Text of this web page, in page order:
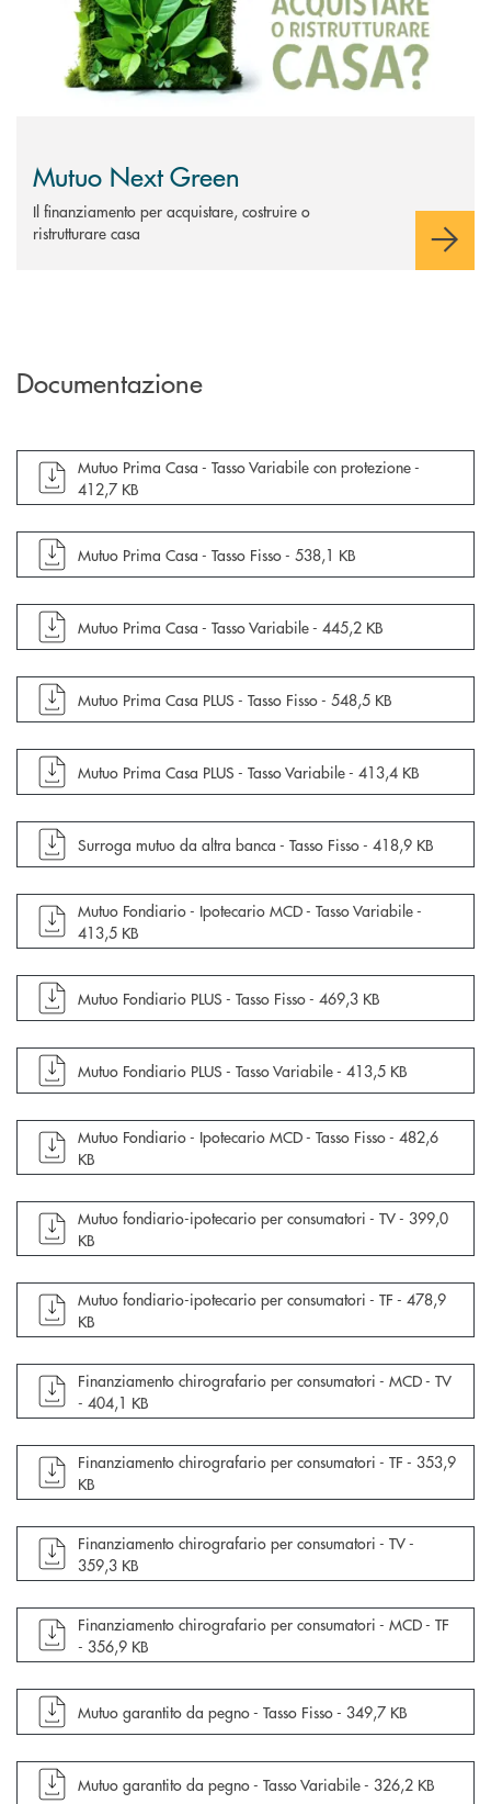
Mutuo Next Green
Il finanziamento per acquistare, costruire o
ristrutturare casa
Documentazione
apre documento in una nuova finestra
Mutuo Prima Casa - Tasso Variabile con protezione -
412,7 KB
apre documento in una nuova finestra
Mutuo Prima Casa - Tasso Fisso - 538,1 KB
apre documento in una nuova finestra
Mutuo Prima Casa - Tasso Variabile - 445,2 KB
apre documento in una nuova finestra
Mutuo Prima Casa PLUS - Tasso Fisso - 548,5 KB
apre documento in una nuova finestra
Mutuo Prima Casa PLUS - Tasso Variabile - 413,4 KB
apre documento in una nuova finestra
Surroga mutuo da altra banca - Tasso Fisso - 418,9 KB
apre documento in una nuova finestra
Mutuo Fondiario - Ipotecario MCD - Tasso Variabile -
413,5 KB
apre documento in una nuova finestra
Mutuo Fondiario PLUS - Tasso Fisso - 469,3 KB
apre documento in una nuova finestra
Mutuo Fondiario PLUS - Tasso Variabile - 413,5 KB
apre documento in una nuova finestra
Mutuo Fondiario - Ipotecario MCD - Tasso Fisso - 482,6
KB
apre documento in una nuova finestra
Mutuo fondiario-ipotecario per consumatori - TV - 399,0
KB
apre documento in una nuova finestra
Mutuo fondiario-ipotecario per consumatori - TF - 478,9
KB
apre documento in una nuova finestra
Finanziamento chirografario per consumatori - MCD - TV
- 404,1 KB
apre documento in una nuova finestra
Finanziamento chirografario per consumatori - TF - 353,9
KB
apre documento in una nuova finestra
Finanziamento chirografario per consumatori - TV -
359,3 KB
apre documento in una nuova finestra
Finanziamento chirografario per consumatori - MCD - TF
- 356,9 KB
apre documento in una nuova finestra
Mutuo garantito da pegno - Tasso Fisso - 349,7 KB
apre documento in una nuova finestra
Mutuo garantito da pegno - Tasso Variabile - 326,2 KB